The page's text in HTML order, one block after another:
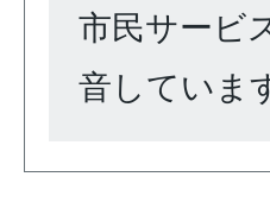
市民サービ
音していま